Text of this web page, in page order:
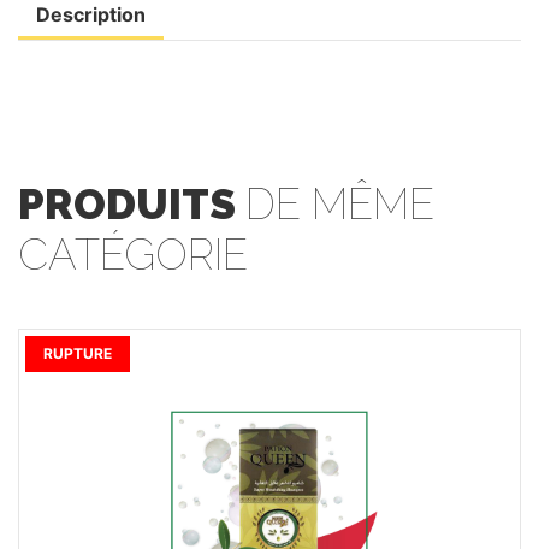
Description
PRODUITS DE MÊME
CATÉGORIE
RUPTURE